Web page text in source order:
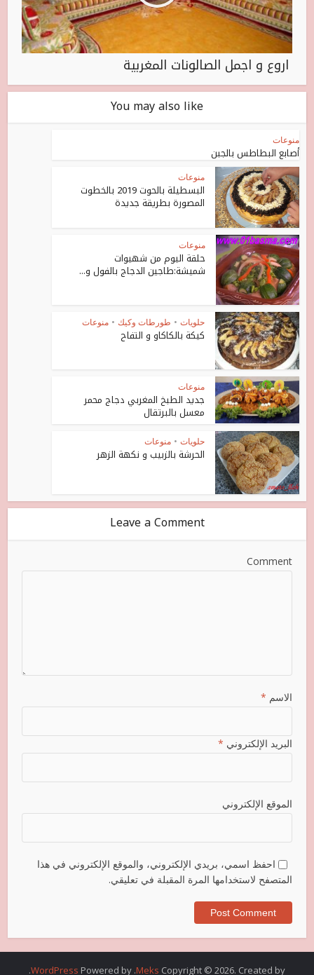
اروع و اجمل الصالونات المغربية
You may also like
منوعات
أصابع البطاطس بالجبن
منوعات
البسطيلة بالحوت 2019 بالخطوت
المصورة بطريقة جديدة
منوعات
حلقة اليوم من شهيوات
شميشة:طاجين الدجاج بالفول و...
حلويات • طورطات وكيك • منوعات
كيكة بالكاكاو و التفاح
منوعات
جديد الطبخ المغربي دجاج محمر
معسل بالبرتقال
حلويات • منوعات
الحرشة بالزبيب و نكهة الزهر
Leave a Comment
Comment
الاسم *
البريد الإلكتروني *
الموقع الإلكتروني
احفظ اسمي، بريدي الإلكتروني، والموقع الإلكتروني في هذا
المتصفح لاستخدامها المرة المقبلة في تعليقي.
Copyright © 2026. Created by
Meks
. Powered by
WordPress
.